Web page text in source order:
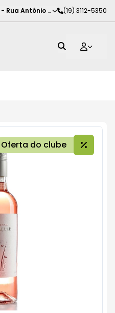
- Rua Antônio Rodrigues de
(19) 3112-5350
Oferta do clube